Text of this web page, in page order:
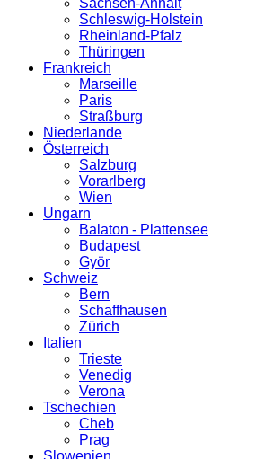
Sachsen-Anhalt
Schleswig-Holstein
Rheinland-Pfalz
Thüringen
Frankreich
Marseille
Paris
Straßburg
Niederlande
Österreich
Salzburg
Vorarlberg
Wien
Ungarn
Balaton - Plattensee
Budapest
Györ
Schweiz
Bern
Schaffhausen
Zürich
Italien
Trieste
Venedig
Verona
Tschechien
Cheb
Prag
Slowenien